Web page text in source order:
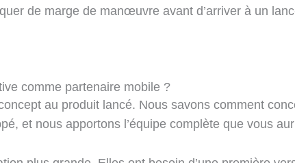
de marge de manœuvre avant d’arriver à un
comme partenaire mobile ?
au produit lancé. Nous savons comment
et nous apportons l’équipe complète que vous